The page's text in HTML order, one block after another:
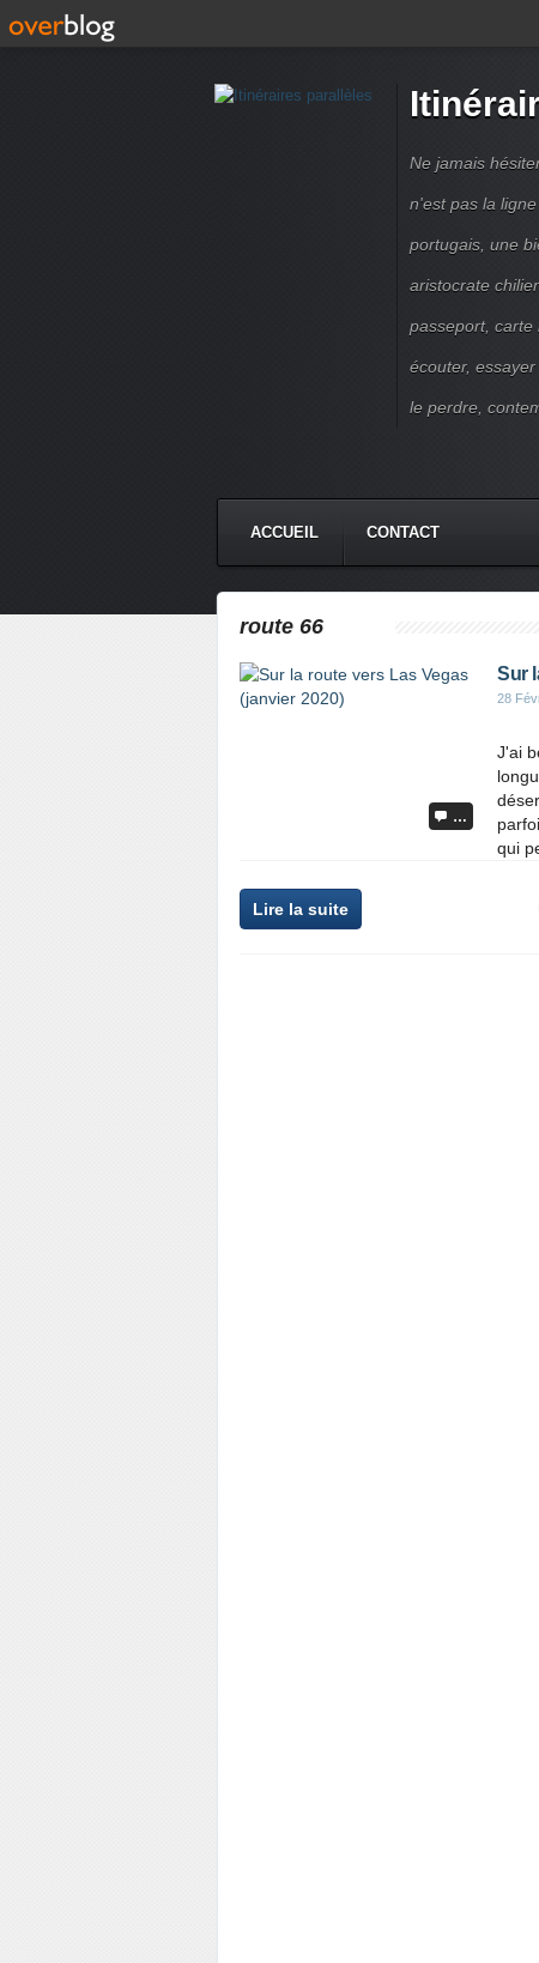
Ne jamais
n'est pas la
portugais, une
aristocrate
passeport, carte
écouter,
le perdre,
ACCUEIL CONTACT
route 66
…
Sur
28
J'ai
qui
Lire la suite